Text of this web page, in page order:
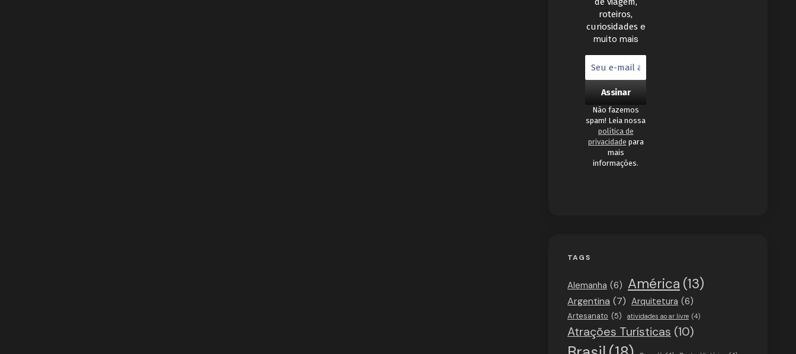
roteiros,
curiosidades e
muito mais
Não fazemos
spam! Leia nossa
política de
privacidade para
mais
informações.
TAGS
Alemanha (6) América (13)
Argentina (7) Arquitetura (6)
Artesanato (5) atividades ao ar livre (4)
Atrações Turísticas (10)